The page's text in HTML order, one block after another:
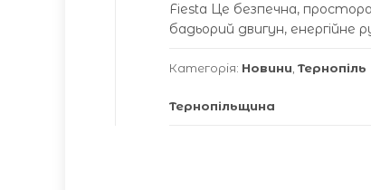
Fiesta Це безпечна,
бадьорий двигун, енергійне
Категорія: Новини, Тернопіль
Тернопільщина